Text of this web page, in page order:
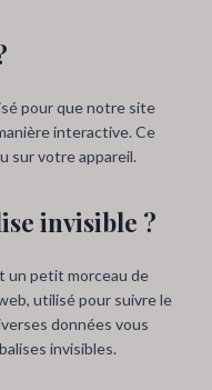
pour que notre site
interactive. Ce
sur votre appareil.
invisible ?
un petit morceau de
utilisé pour suivre le
données vous
invisibles.